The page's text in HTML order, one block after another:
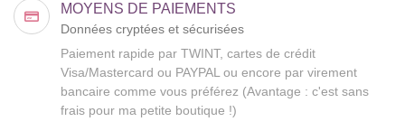
MOYENS DE PAIEMENTS
Données cryptées et sécurisées
Paiement rapide par TWINT, cartes de crédit
Visa/Mastercard ou PAYPAL ou encore par virement
bancaire comme vous préférez (Avantage : c'est sans
frais pour ma petite boutique !)